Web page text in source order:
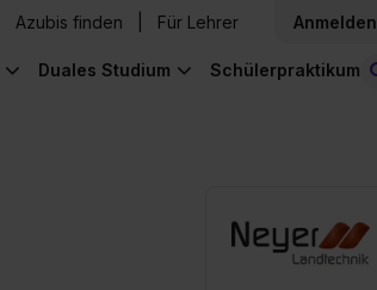
Azubis finden Für Lehrer Anmelden
Duales Studium Schülerpraktikum